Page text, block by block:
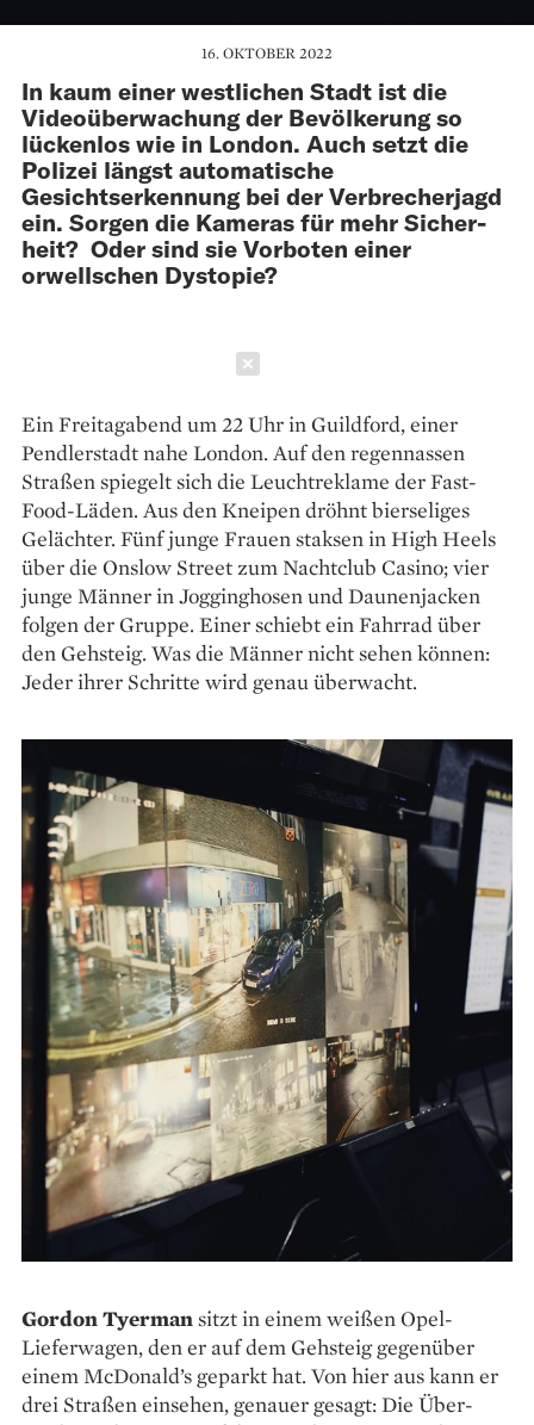
16. OKTOBER 2022
In kaum einer westlichen Stadt ist die
Videoüberwachung der Bevölkerung so
lückenlos wie in London. Auch setzt die
Polizei längst automatische
Gesichtserkennung bei der Verbrecherjagd
ein. Sorgen die Kameras für mehr Sicher­
heit? Oder sind sie Vorboten einer
orwellschen Dystopie?
Ein Freitagabend um 22 Uhr in Guildford, einer
Pendlerstadt nahe London. Auf den regennassen
Straßen spiegelt sich die Leuchtreklame der Fast-
Food-Läden. Aus den Kneipen dröhnt bierseliges
Gelächter. Fünf junge Frauen staksen in High Heels
über die Onslow Street zum Nachtclub Casino; vier
junge Männer in Jogginghosen und Daunenjacken
folgen der Gruppe. Einer schiebt ein Fahrrad über
den Gehsteig. Was die Männer nicht sehen können:
Jeder ihrer Schritte wird genau überwacht.
Gordon Tyermansitzt in einem weißen Opel-
Lieferwagen, den er auf dem Gehsteig gegenüber
einem McDonald’s geparkt hat. Von hier aus kann er
drei Straßen einsehen, genauer gesagt: Die Über­